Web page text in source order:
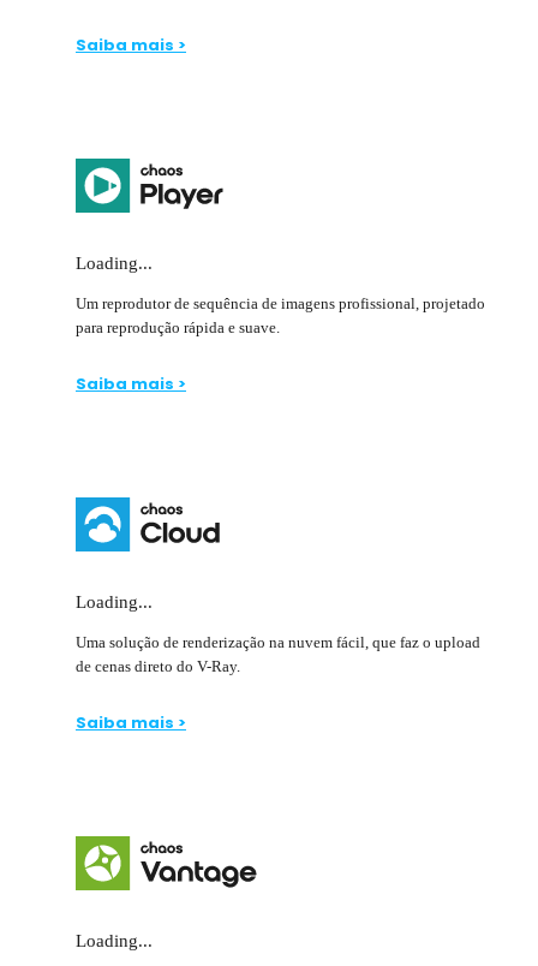
Saiba mais >
Loading...
Um reprodutor de sequência de imagens profissional, projetado
para reprodução rápida e suave.
Saiba mais >
Loading...
Uma solução de renderização na nuvem fácil, que faz o upload
de cenas direto do V-Ray.
Saiba mais >
Loading...